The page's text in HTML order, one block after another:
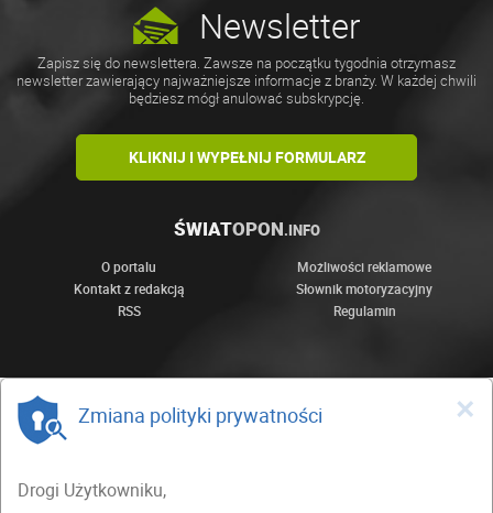
Newsletter
Zapisz się do newslettera. Zawsze na początku tygodnia otrzymasz
newsletter zawierający najważniejsze informacje z branży. W każdej chwili
będziesz mógł anulować subskrypcję.
KLIKNIJ I WYPEŁNIJ FORMULARZ
ŚWIATOPON.INFO
O portalu
Możliwości reklamowe
Kontakt z redakcją
Słownik motoryzacyjny
RSS
Regulamin
×
Zmiana polityki prywatności
Drogi Użytkowniku,